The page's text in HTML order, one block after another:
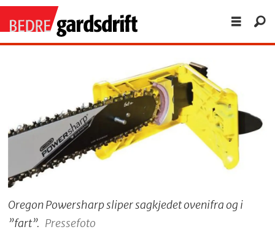
Oregon Powersharp sliper sagkjedet ovenifra og i
”fart”. Pressefoto